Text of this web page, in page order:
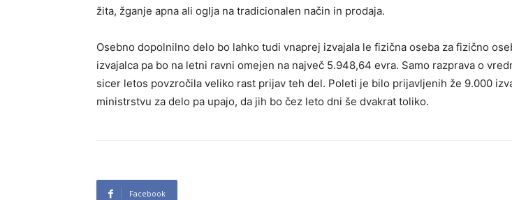
žita, žganje apna ali oglja na tradicionalen način in prodaja.
Osebno dopolnilno delo bo lahko tudi vnaprej izvajala le fizična oseba za fizično
izvajalca pa bo na letni ravni omejen na največ 5.948,64 evra. Samo razprava o
sicer letos povzročila veliko rast prijav teh del. Poleti je bilo prijavljenih že 9.000
ministrstvu za delo pa upajo, da jih bo čez leto dni še dvakrat toliko.
Facebook